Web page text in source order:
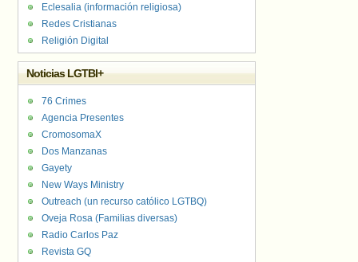
Eclesalia (información religiosa)
Redes Cristianas
Religión Digital
Noticias LGTBI+
76 Crimes
Agencia Presentes
CromosomaX
Dos Manzanas
Gayety
New Ways Ministry
Outreach (un recurso católico LGTBQ)
Oveja Rosa (Familias diversas)
Radio Carlos Paz
Revista GQ